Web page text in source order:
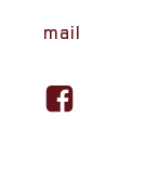
mail